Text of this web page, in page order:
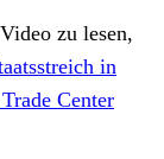
zu lesen,
in
Center